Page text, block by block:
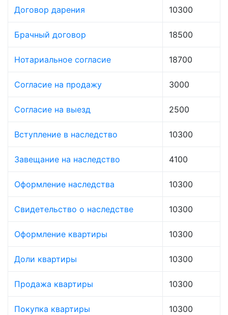
Договор дарения 10300
Брачный договор 18500
Нотариальное согласие 18700
Согласие на продажу 3000
Согласие на выезд 2500
Вступление в наследство 10300
Завещание на наследство 4100
Оформление наследства 10300
Свидетельство о наследстве 10300
Оформление квартиры 10300
Доли квартиры 10300
Продажа квартиры 10300
Покупка квартиры 10300